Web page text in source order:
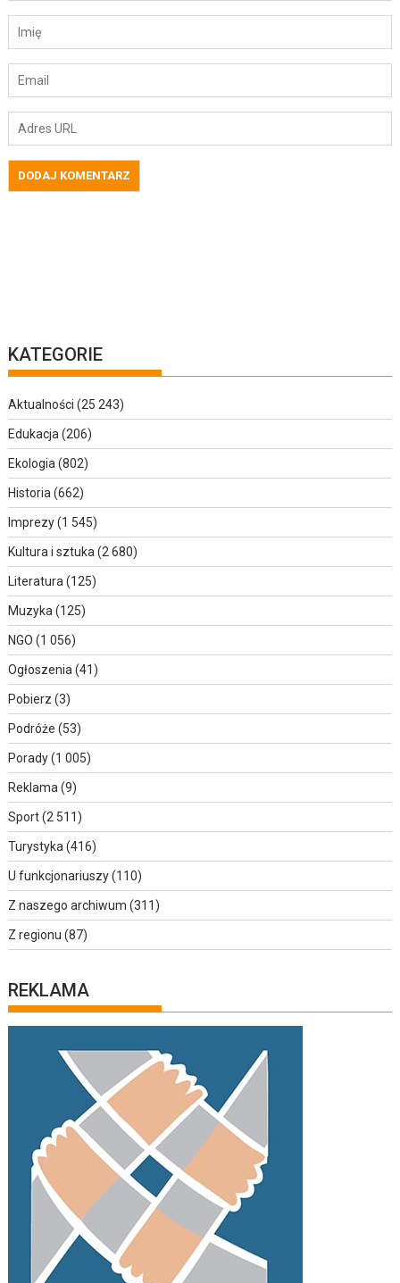
KATEGORIE
Aktualności (25 243)
Edukacja (206)
Ekologia (802)
Historia (662)
Imprezy(1 545)
Kultura i sztuka (2 680)
Literatura (125)
Muzyka (125)
NGO (1 056)
Ogłoszenia (41)
Pobierz (3)
Podróże (53)
Porady(1 005)
Reklama (9)
Sport(2 511)
Turystyka (416)
U funkcjonariuszy(110)
Z naszego archiwum (311)
Z regionu (87)
REKLAMA